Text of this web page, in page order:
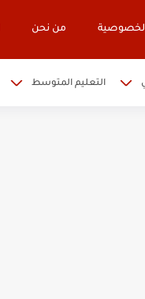
من نحن
التعليم المتوسط